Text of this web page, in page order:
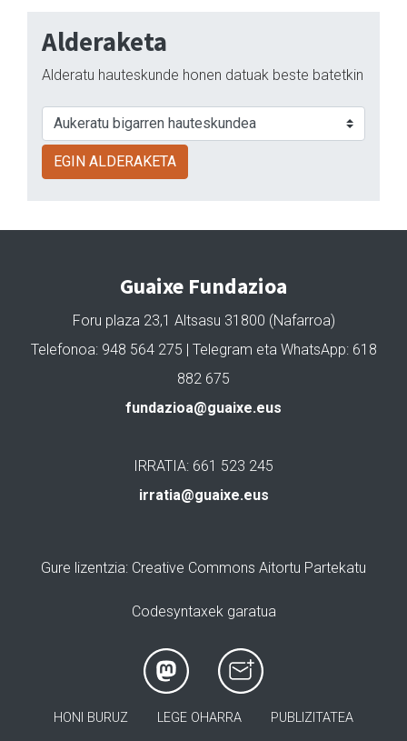
Alderaketa
Alderatu hauteskunde honen datuak beste batetkin
EGIN ALDERAKETA
Guaixe Fundazioa
Foru plaza 23,1 Altsasu 31800 (Nafarroa)
Telefonoa: 948 564 275 | Telegram eta WhatsApp: 618
882 675
fundazioa@guaixe.eus
IRRATIA: 661 523 245
irratia@guaixe.eus
Gure lizentzia: Creative Commons Aitortu Partekatu
Codesyntaxek garatua
HONI BURUZ LEGE OHARRA PUBLIZITATEA